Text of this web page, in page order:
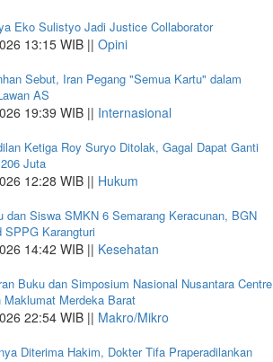
Eko Sulistyo Jadi Justice Collaborator
13:15 WIB || Opini
Sebut, Iran Pegang "Semua Kartu" dalam
AS
19:39 WIB || Internasional
Ketiga Roy Suryo Ditolak, Gagal Dapat Ganti
Juta
12:28 WIB || Hukum
dan Siswa SMKN 6 Semarang Keracunan, BGN
SPPG Karangturi
14:42 WIB || Kesehatan
Buku dan Simposium Nasional Nusantara Centre
Maklumat Merdeka Barat
22:54 WIB || Makro/Mikro
Diterima Hakim, Dokter Tifa Praperadilankan